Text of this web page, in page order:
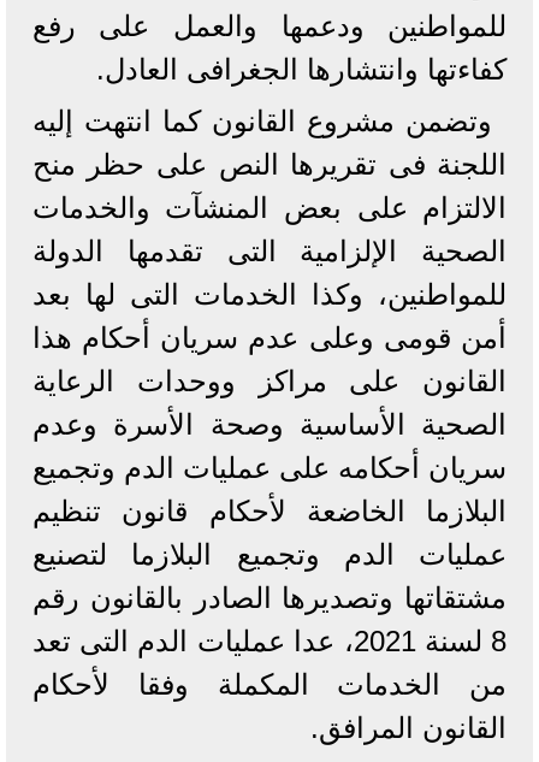
للمواطنين ودعمها والعمل على رفع
كفاءتها وانتشارها الجغرافى العادل.
وتضمن مشروع القانون كما انتهت إليه
اللجنة فى تقريرها النص على حظر منح
الالتزام على بعض المنشآت والخدمات
الصحية الإلزامية التى تقدمها الدولة
للمواطنين، وكذا الخدمات التى لها بعد
أمن قومى وعلى عدم سريان أحكام هذا
القانون على مراكز ووحدات الرعاية
الصحية الأساسية وصحة الأسرة وعدم
سريان أحكامه على عمليات الدم وتجميع
البلازما الخاضعة لأحكام قانون تنظيم
عمليات الدم وتجميع البلازما لتصنيع
مشتقاتها وتصديرها الصادر بالقانون رقم
8 لسنة 2021، عدا عمليات الدم التى تعد
من الخدمات المكملة وفقا لأحكام
القانون المرافق.